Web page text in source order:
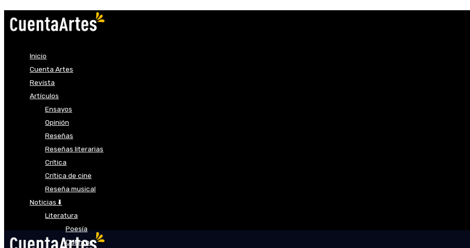
Inicio
Cuenta Artes
Revista
Artículos
Ensayos
Opinión
Reseñas
Reseñas literarias
Crítica
Crítica de cine
Reseña musical
Noticias ⬇️
Literatura
Poesía
Cuentos